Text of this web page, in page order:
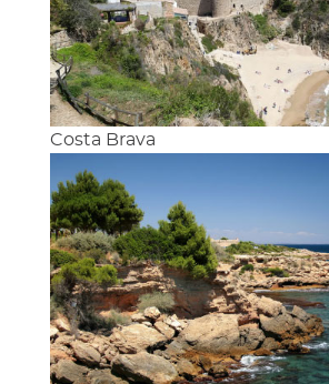
Costa Brava